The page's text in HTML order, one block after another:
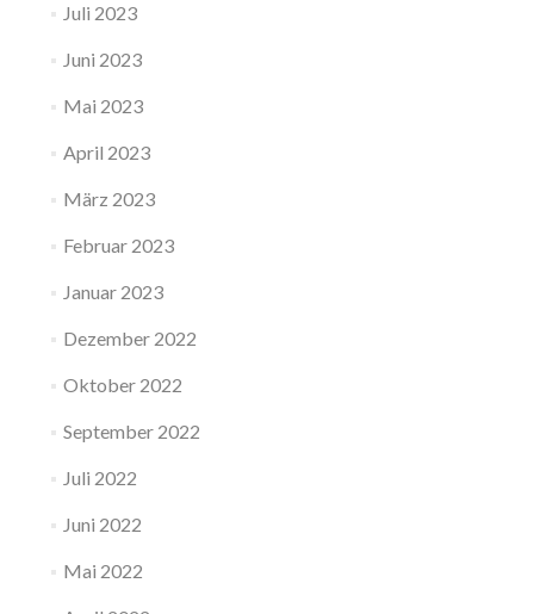
Juli 2023
Juni 2023
Mai 2023
April 2023
März 2023
Februar 2023
Januar 2023
Dezember 2022
Oktober 2022
September 2022
Juli 2022
Juni 2022
Mai 2022